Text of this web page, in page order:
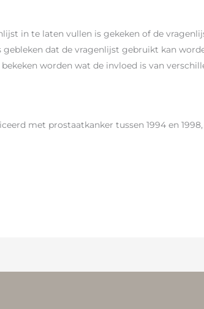
in te laten vullen is gekeken of de
dat de vragenlijst gebruikt kan
worden wat de invloed is van
met prostaatkanker tussen 1994 en